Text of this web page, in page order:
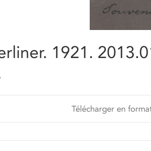
1921.
Télécharger en